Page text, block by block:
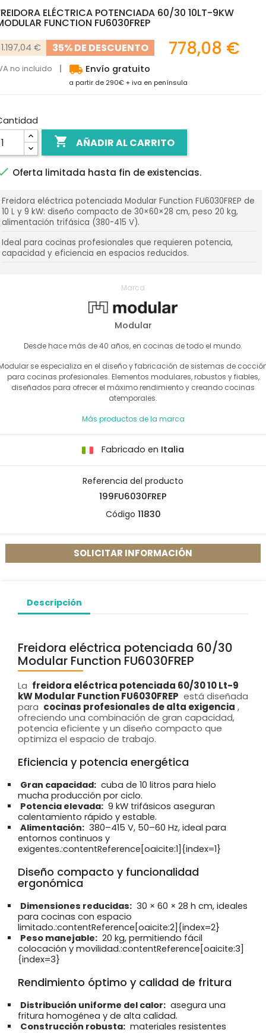
ELÉCTRICA POTENCIADA 60/30 10LT-9KW
FUNCTION FU6030FREP
1.197,04 € 35% DE DESCUENTO 778,08 €
no incluido local_shipping Envío gratuito
a partir de 290€ + iva en península
 AÑADIR AL CARRITO
Oferta limitada hasta fin de existencias.
Freidora eléctrica potenciada Modular Function FU6030FREP de
10 L y 9 kW: diseño compacto de 30×60×28 cm, peso 20 kg,
alimentación trifásica (380-415 V).
Ideal para cocinas profesionales que requieren potencia,
capacidad y eficiencia en espacios reducidos.
Marca
Modular
Desde hace más de 40 años, en cocinas de todo el mundo.
se especializa en el diseño y fabricación de sistemas de
para cocinas profesionales. Elementos modulares, robustos y fiables,
diseñados para ofrecer el máximo rendimiento y creando cocinas
atemporales.
Más productos de la marca
Fabricado en Italia
Referencia del producto
199FU6030FREP
Código 11830
SOLICITAR INFORMACIÓN
Descripción
Freidora eléctrica potenciada 60/30
Modular Function FU6030FREP
La freidora eléctrica potenciada 60/30 10 Lt-9
kW Modular Function FU6030FREP está diseñada
para cocinas profesionales de alta exigencia ,
ofreciendo una combinación de gran capacidad,
potencia eficiente y un diseño compacto que
optimiza el espacio de trabajo.
Eficiencia y potencia energética
Gran capacidad: cuba de 10 litros para hielo
mucha producción por ciclo.
Potencia elevada: 9 kW trifásicos aseguran
calentamiento rápido y estable.
Alimentación: 380–415 V, 50–60 Hz, ideal para
entornos continuos y
exigentes.:contentReference[oaicite:1]{index=1}
Diseño compacto y funcionalidad
ergonómica
Dimensiones reducidas: 30 × 60 × 28 h cm, ideales
para cocinas con espacio
limitado.:contentReference[oaicite:2]{index=2}
Peso manejable: 20 kg, permitiendo fácil
colocación y movilidad.:contentReference[oaicite:3]
{index=3}
Rendimiento óptimo y calidad de fritura
Distribución uniforme del calor: asegura una
fritura homogénea y de alta calidad.
Construcción robusta: materiales resistentes